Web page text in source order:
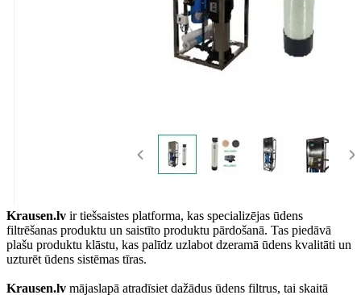
Krausen.lv ir tiešsaistes platforma, kas specializējas ūdens
filtrēšanas produktu un saistīto produktu pārdošanā. Tas piedāvā
plašu produktu klāstu, kas palīdz uzlabot dzeramā ūdens kvalitāti un
uzturēt ūdens sistēmas tīras.
Krausen.lv mājaslapā atradīsiet dažādus ūdens filtrus, tai skaitā